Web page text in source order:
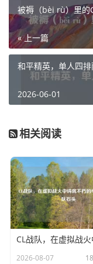
被褥（bèi rù）里的
« 上一篇
和平精英，单人四
2026-06-01
相关阅读
2026-08-07